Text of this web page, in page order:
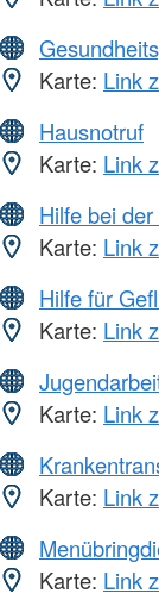
Karte: Link
Hausnotruf
Karte: Link
Hilfe bei
Karte: Link
Hilfe für
Karte: Link
Karte: Link
Karte: Link
Karte: Link